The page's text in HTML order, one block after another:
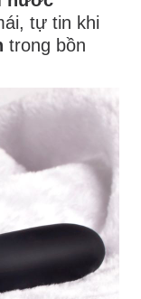
tự tin khi
trong bồn